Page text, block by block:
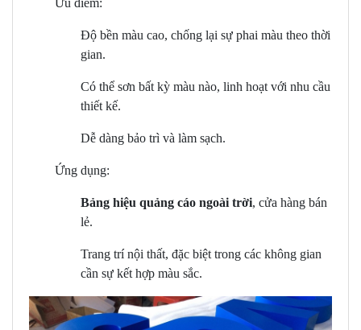
Ưu điểm:
Độ bền màu cao, chống lại sự phai màu theo thời
gian.
Có thể sơn bất kỳ màu nào, linh hoạt với nhu cầu
thiết kế.
Dễ dàng bảo trì và làm sạch.
Ứng dụng:
Bảng hiệu quảng cáo ngoài trời, cửa hàng bán
lẻ.
Trang trí nội thất, đặc biệt trong các không gian
cần sự kết hợp màu sắc.